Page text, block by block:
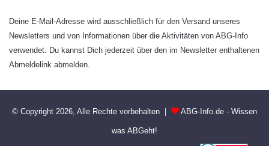
Deine E-Mail-Adresse wird ausschließlich für den Versand unseres
Newsletters und von Informationen über die Aktivitäten von ABG-Info
verwendet. Du kannst Dich jederzeit über den im Newsletter enthaltenen
Abmeldelink abmelden.
© Copyright 2026, Alle Rechte vorbehalten | ABG-Info.de - Wissen
was ABGeht!